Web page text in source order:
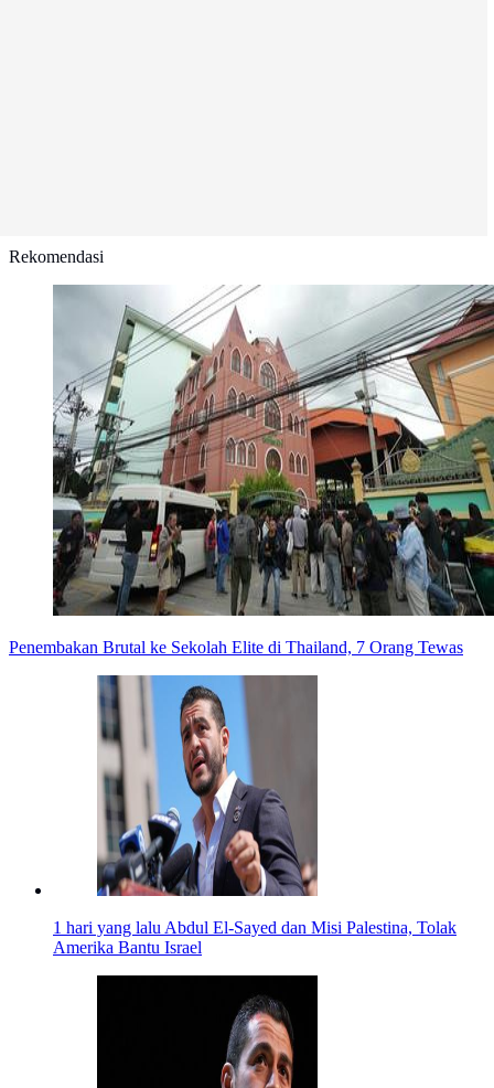
Rekomendasi
Penembakan Brutal ke Sekolah Elite di Thailand, 7 Orang Tewas
1 hari yang lalu Abdul El-Sayed dan Misi Palestina, Tolak
Amerika Bantu Israel